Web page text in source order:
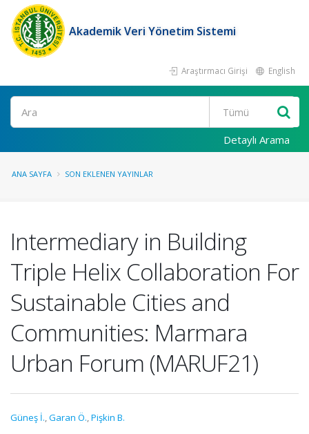
Akademik Veri Yönetim Sistemi
Araştırmacı Girişi English
Ara
Detaylı Arama
ANA SAYFA SON EKLENEN YAYINLAR
Intermediary in Building
Triple Helix Collaboration For
Sustainable Cities and
Communities: Marmara
Urban Forum (MARUF21)
Güneş İ.,Garan Ö.,Pişkin B.